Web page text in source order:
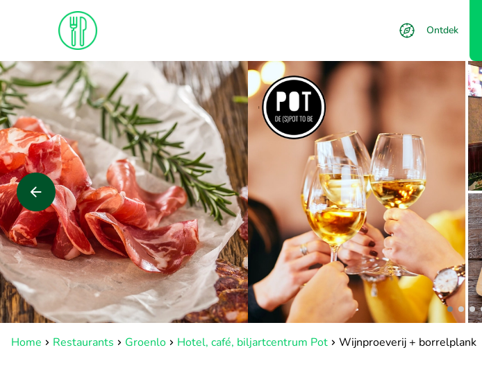
Ontdek
Home Restaurants Groenlo Hotel, café, biljartcentrum Pot Wijnproeverij + borrelplank